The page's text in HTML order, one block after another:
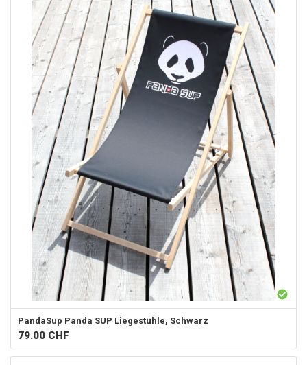
PandaSup Panda SUP Liegestühle, Schwarz
79.00 CHF